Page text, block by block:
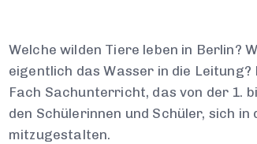
Welche wilden Tiere leben in Berlin?
eigentlich das Wasser in die
Fach Sachunterricht, das von der 1.
den Schülerinnen und Schüler, sich
mitzugestalten.